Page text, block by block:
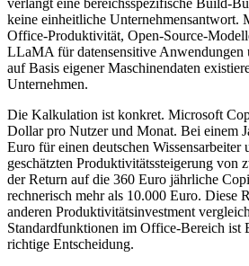
verlangt eine bereichsspezifische Build-
keine einheitliche Unternehmensantwort.
Office-Produktivität, Open-Source-
LLaMA für datensensitive Anwendungen
auf Basis eigener Maschinendaten
Unternehmen.
Die Kalkulation ist konkret. Microsoft
Dollar pro Nutzer und Monat. Bei einem
Euro für einen deutschen Wissensarbeiter
geschätzten Produktivitätssteigerung von
der Return auf die 360 Euro jährliche
rechnerisch mehr als 10.000 Euro. Diese
anderen Produktivitätsinvestment
Standardfunktionen im Office-Bereich ist
richtige Entscheidung.